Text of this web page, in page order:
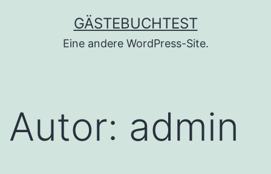
GÄSTEBUCHTEST
Eine andere WordPress-Site.
Autor: admin